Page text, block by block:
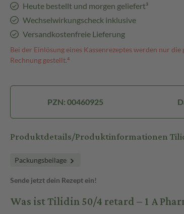
Heute bestellt und morgen geliefert³
Wechselwirkungscheck inklusive
Versandkostenfreie Lieferung
Bei der Einlösung eines Kassenrezeptes werden nur
Rechnung gestellt.⁴
PZN: 00460925
Produktdetails/Produktinformationen
Packungsbeilage
Sende jetzt dein Rezept ein!
Was ist Tilidin 50/4 retard – 1 A